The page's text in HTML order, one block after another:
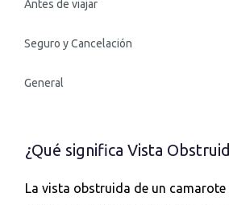
Antes de viajar
Seguro y Cancelación
General
¿Qué significa Vista
La vista obstruida de un